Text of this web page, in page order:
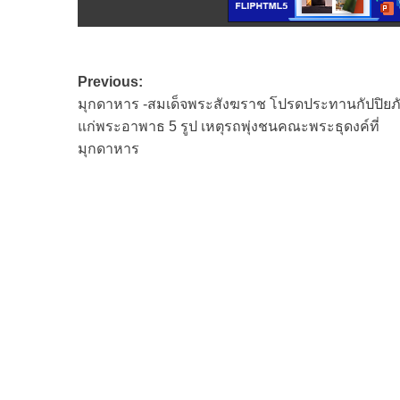
Post
navigation
Previous:
มุกดาหาร -สมเด็จพระสังฆราช โปรดประทานกัปปิ
แก่พระอาพาธ 5 รูป เหตุรถพุ่งชนคณะพระธุดงค์ที่
มุกดาหาร